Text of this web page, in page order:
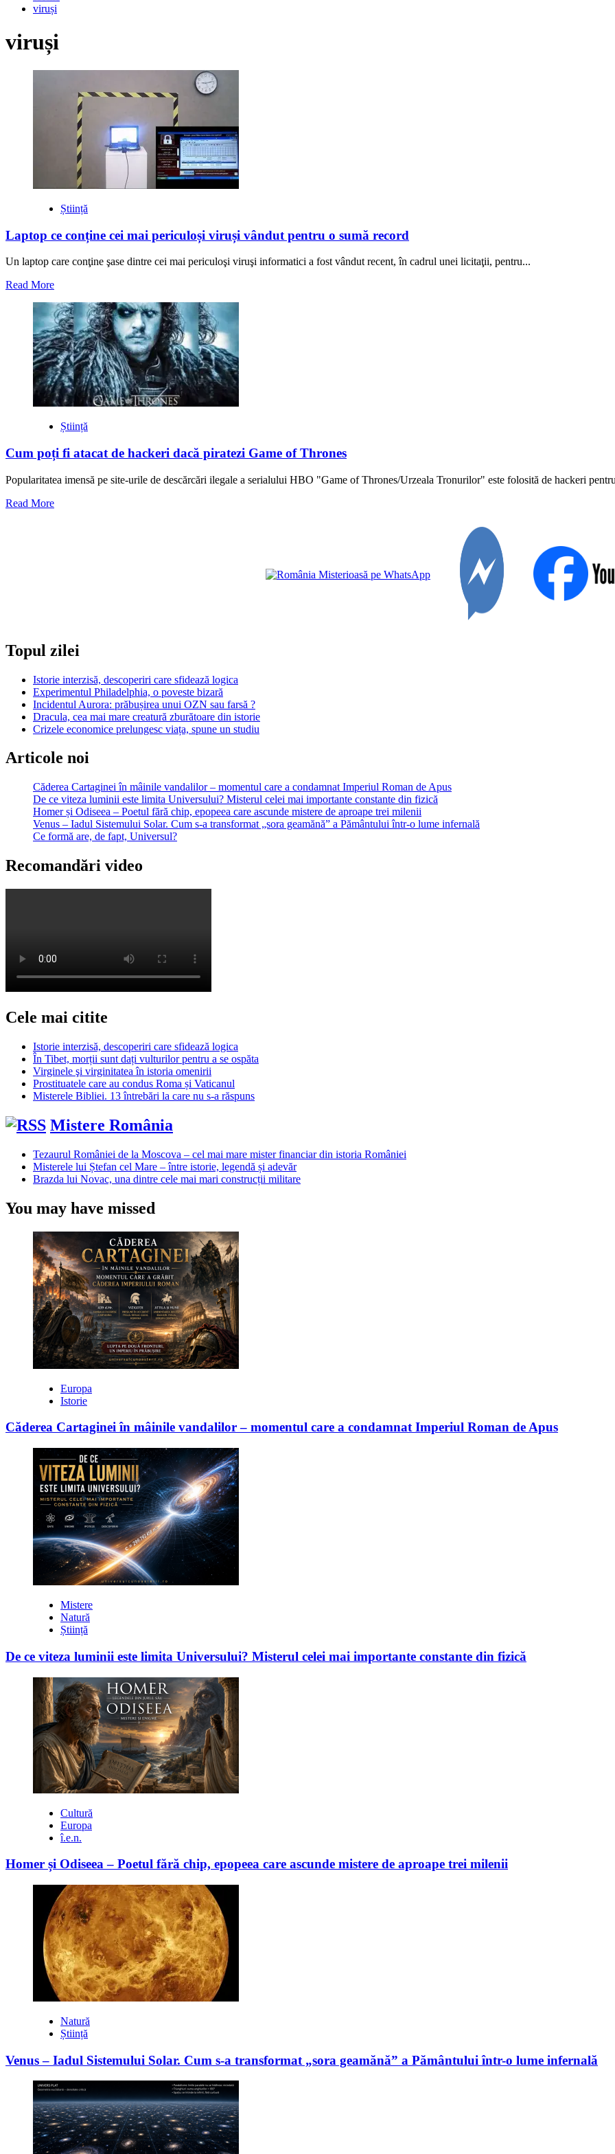
viruși
viruși
Știință
Laptop ce conține cei mai periculoși viruși vândut pentru o sumă record
Un laptop care conţine şase dintre cei mai periculoşi viruşi informatici a fost vândut recent, în cadrul unei licitaţii, pentru...
Read MoreRead
about
Laptop
ce
conține
cei
mai
periculoși
viruși
vândut
pentru
record
Știință
Cum poți fi atacat de hackeri dacă piratezi Game of Thrones
Popularitatea imensă pe site-urile de descărcări ilegale a serialului HBO "Game of Thrones/Urzeala Tronurilor" este folosită de hackeri
Read MoreRead
of
Topul zilei
Istorie interzisă, descoperiri care sfidează logica
Experimentul Philadelphia, o poveste bizară
Incidentul Aurora: prăbușirea unui OZN sau farsă ?
Dracula, cea mai mare creatură zburătoare din istorie
Crizele economice prelungesc viața, spune un studiu
Articole noi
Căderea Cartaginei în mâinile vandalilor – momentul care a condamnat Imperiul Roman de Apus
De ce viteza luminii este limita Universului? Misterul celei mai importante constante din fizică
Homer și Odiseea – Poetul fără chip, epopeea care ascunde mistere de aproape trei milenii
Venus – Iadul Sistemului Solar. Cum s-a transformat „sora geamănă” a Pământului într-o lume infernală
Ce formă are, de fapt, Universul?
Recomandări video
Cele mai citite
Istorie interzisă, descoperiri care sfidează logica
În Tibet, morții sunt dați vulturilor pentru a se ospăta
Virginele şi virginitatea în istoria omenirii
Prostituatele care au condus Roma și Vaticanul
Misterele Bibliei. 13 întrebări la care nu s-a răspuns
Mistere România
Tezaurul României de la Moscova – cel mai mare mister financiar din istoria României
Misterele lui Ștefan cel Mare – între istorie, legendă și adevăr
Brazda lui Novac, una dintre cele mai mari construcții militare
You may have missed
Europa
Istorie
Căderea Cartaginei în mâinile vandalilor – momentul care a condamnat Imperiul Roman de Apus
Mistere
Natură
Știință
De ce viteza luminii este limita Universului? Misterul celei mai importante constante din fizică
Cultură
Europa
î.e.n.
Homer și Odiseea – Poetul fără chip, epopeea care ascunde mistere de aproape trei milenii
Natură
Știință
Venus – Iadul Sistemului Solar. Cum s-a transformat „sora geamănă” a Pământului într-o lume infernală